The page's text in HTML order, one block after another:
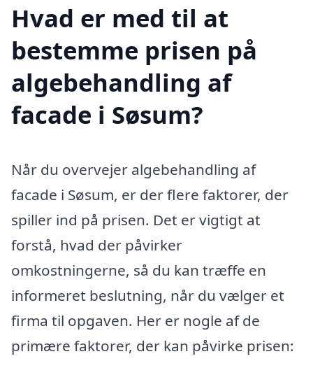
Hvad er med til at
bestemme prisen på
algebehandling af
facade i Søsum?
Når du overvejer algebehandling af
facade i Søsum, er der flere faktorer, der
spiller ind på prisen. Det er vigtigt at
forstå, hvad der påvirker
omkostningerne, så du kan træffe en
informeret beslutning, når du vælger et
firma til opgaven. Her er nogle af de
primære faktorer, der kan påvirke prisen: